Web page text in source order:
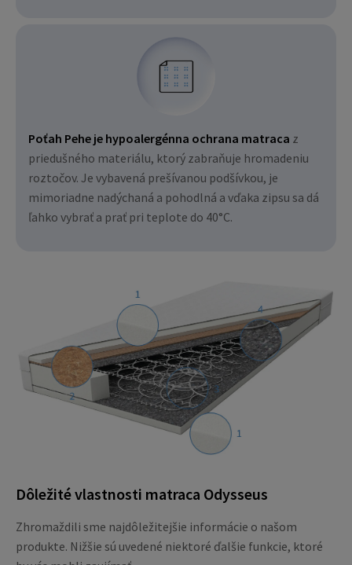
Poťah Pehe je hypoalergénna ochrana matraca z
priedušného materiálu, ktorý zabraňuje hromadeniu
roztočov. Je vybavená prešívanou podšívkou, je
mimoriadne nadýchaná a pohodlná a vďaka zipsu sa dá
ľahko vybrať a prať pri teplote do 40°C.
Dôležité vlastnosti matraca Odysseus
Zhromaždili sme najdôležitejšie informácie o našom
produkte. Nižšie sú uvedené niektoré ďalšie funkcie, ktoré